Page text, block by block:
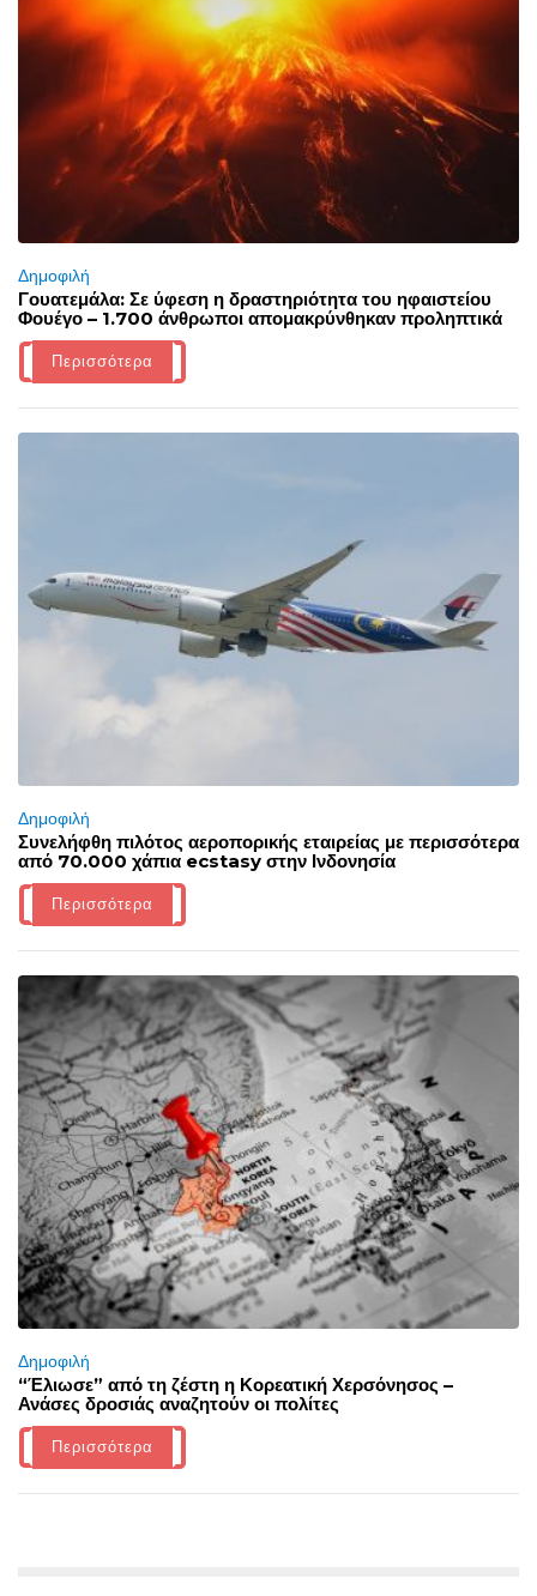
Δημοφιλή
Γουατεμάλα: Σε ύφεση η δραστηριότητα του ηφαιστείου
Φουέγο – 1.700 άνθρωποι απομακρύνθηκαν προληπτικά
Περισσότερα
Δημοφιλή
Συνελήφθη πιλότος αεροπορικής εταιρείας με περισσότερα
από 70.000 χάπια ecstasy στην Ινδονησία
Περισσότερα
Δημοφιλή
“Έλιωσε” από τη ζέστη η Κορεατική Χερσόνησος –
Ανάσες δροσιάς αναζητούν οι πολίτες
Περισσότερα